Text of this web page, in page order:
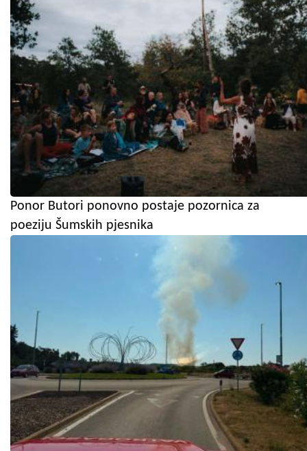
Ponor Butori ponovno postaje pozornica za
poeziju Šumskih pjesnika